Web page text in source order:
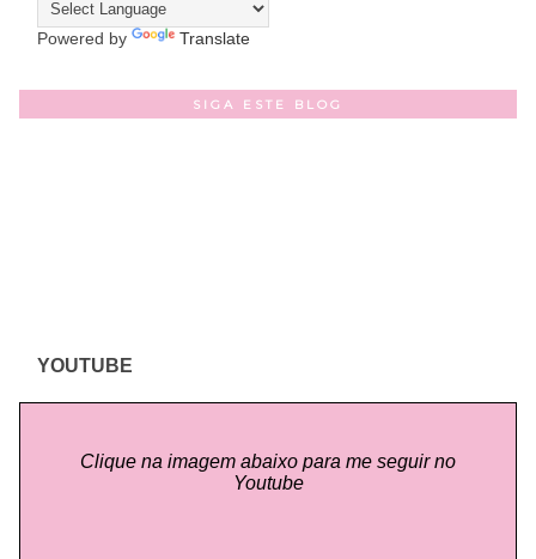
Powered by Translate
SIGA ESTE BLOG
YOUTUBE
Clique na imagem abaixo para me seguir no
Youtube